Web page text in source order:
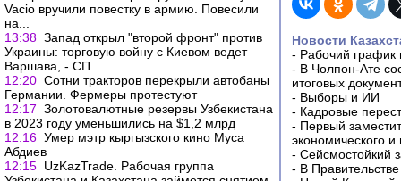
Vacio вручили повестку в армию. Повесили
на...
13:38 Запад открыл "второй фронт" против
Украины: торговую войну с Киевом ведет
Варшава, - СП
12:20 Сотни тракторов перекрыли автобаны
Германии. Фермеры протестуют
12:17 Золотовалютные резервы Узбекистана
в 2023 году уменьшились на $1,2 млрд
12:16 Умер мэтр кыргызского кино Муса
Абдиев
12:15 UzKazTrade. Рабочая группа
Новости
- Рабочий график
- В Чолпон-Ате
итоговых
- Выборы и ИИ
- Кадровые
- Первый
экономического
- Сейсмостойкий
- В